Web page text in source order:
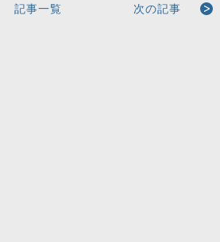
記事一覧 次の記事